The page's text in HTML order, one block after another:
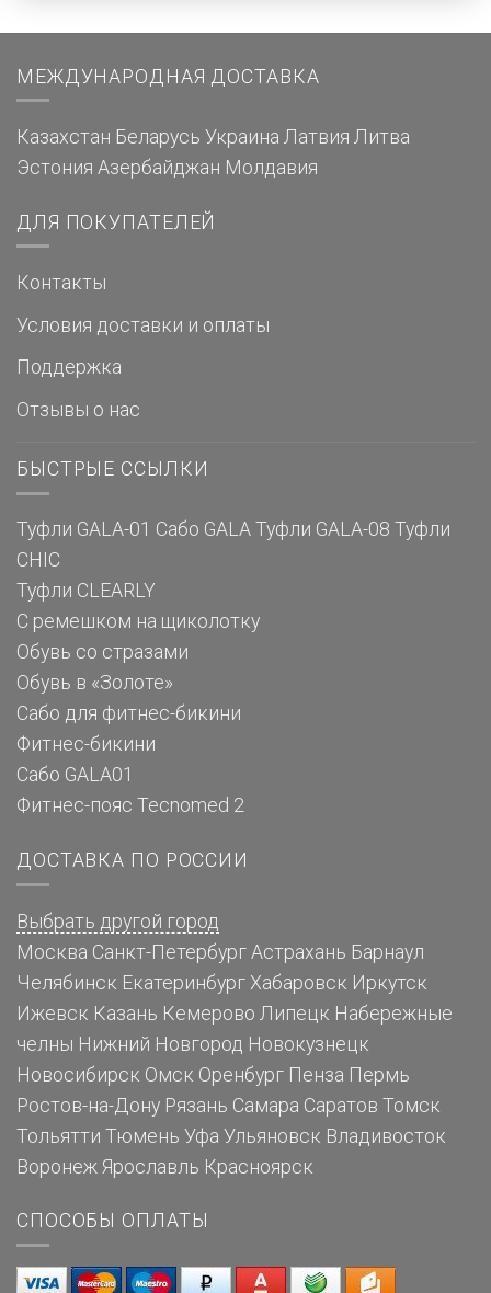
МЕЖДУНАРОДНАЯ ДОСТАВКА
Казахстан Беларусь Украина Латвия Литва
Эстония Азербайджан Молдавия
ДЛЯ ПОКУПАТЕЛЕЙ
Контакты
Условия доставки и оплаты
Поддержка
Отзывы о нас
БЫСТРЫЕ ССЫЛКИ
Туфли GALA-01 Сабо GALA Туфли GALA-08 Туфли
CHIC
Туфли CLEARLY
С ремешком на щиколотку
Обувь со стразами
Обувь в «Золоте»
Сабо для фитнес-бикини
Фитнес-бикини
Сабо GALA01
Фитнес-пояс Tecnomed 2
ДОСТАВКА ПО РОССИИ
Выбрать другой город
Москва Санкт-Петербург Астрахань Барнаул
Челябинск Екатеринбург Хабаровск Иркутск
Ижевск Казань Кемерово Липецк Набережные
челны Нижний Новгород Новокузнецк
Новосибирск Омск Оренбург Пенза Пермь
Ростов-на-Дону Рязань Самара Саратов Томск
Тольятти Тюмень Уфа Ульяновск Владивосток
Воронеж Ярославль Красноярск
СПОСОБЫ ОПЛАТЫ